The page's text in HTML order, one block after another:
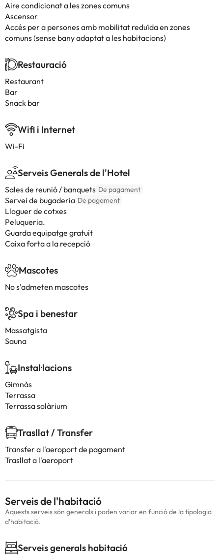
Aire condicionat a les zones comuns
Ascensor
Accés per a persones amb mobilitat reduïda en zones
comuns (sense bany adaptat a les habitacions)
Restauració
Restaurant
Bar
Snack bar
Wifi i Internet
Wi-Fi
Serveis Generals de l'Hotel
Sales de reunió / banquets De pagament
Servei de bugaderia De pagament
Lloguer de cotxes
Peluqueria.
Guarda equipatge gratuit
Caixa forta a la recepció
Mascotes
No s'admeten mascotes
Spa i benestar
Massatgista
Sauna
Instal·lacions
Gimnàs
Terrassa
Terrassa solàrium
Trasllat / Transfer
Transfer a l'aeroport de pagament
Trasllat a l'aeroport
Serveis de l'habitació
Aquests serveis són generals i poden variar en funció de la tipologia
d'habitació.
Serveis generals habitació